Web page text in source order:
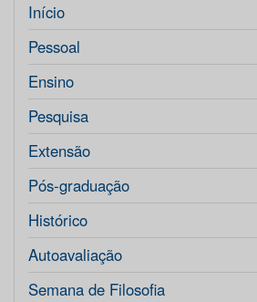
Início
Pessoal
Ensino
Pesquisa
Extensão
Pós-graduação
Histórico
Autoavaliação
Semana de Filosofia